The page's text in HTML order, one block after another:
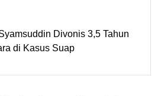
Divonis 3,5 Tahun
di Kasus Suap